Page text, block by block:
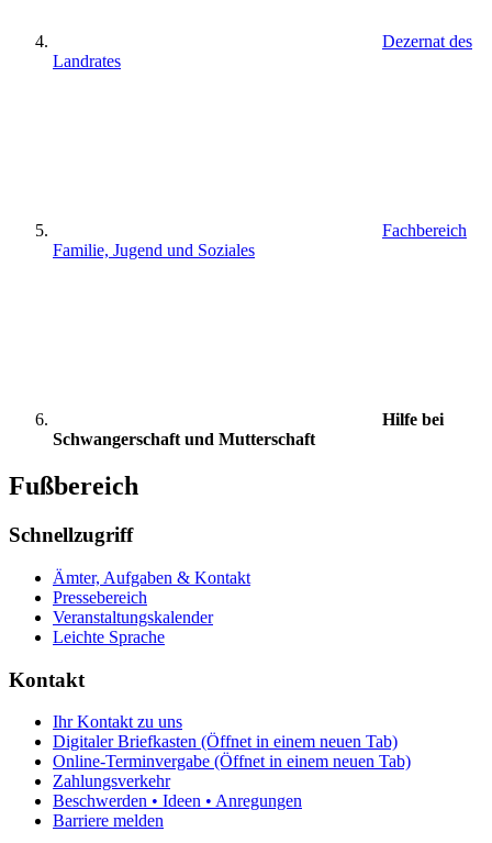
Dezernat des
Landrates
Fachbereich
Familie, Jugend und Soziales
Hilfe bei
Schwangerschaft und Mutterschaft
Fußbereich
Schnellzugriff
Ämter, Aufgaben & Kontakt
Pressebereich
Veranstaltungskalender
Leichte Sprache
Kontakt
Ihr Kontakt zu uns
Digitaler Briefkasten (Öffnet in einem neuen Tab)
Online-Terminvergabe (Öffnet in einem neuen Tab)
Zahlungsverkehr
Beschwerden • Ideen • Anregungen
Barriere melden